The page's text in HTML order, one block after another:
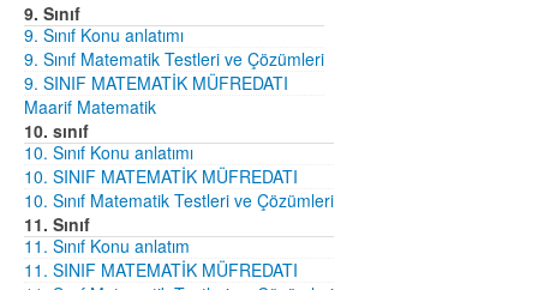
9. Sınıf
9. Sınıf Konu anlatımı
9. Sınıf Matematik Testleri ve Çözümleri
9. SINIF MATEMATİK MÜFREDATI
Maarif Matematik
10. sınıf
10. Sınıf Konu anlatımı
10. SINIF MATEMATİK MÜFREDATI
10. Sınıf Matematik Testleri ve Çözümleri
11. Sınıf
11. Sınıf Konu anlatım
11. SINIF MATEMATİK MÜFREDATI